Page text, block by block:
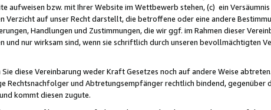
bzw. mit Ihrer Website im Wettbewerb stehen, (c) ein Versäumnis
Verzicht auf unser Recht darstellt, die betroffene oder eine andere
Handlungen und Zustimmungen, die wir ggf. im Rahmen dieser
und nur wirksam sind, wenn sie schriftlich durch unseren bevollmächtigten
diese Vereinbarung weder Kraft Gesetzes noch auf andere Weise
Rechtsnachfolger und Abtretungsempfänger rechtlich bindend, gegenüber
kommt diesen zugute.